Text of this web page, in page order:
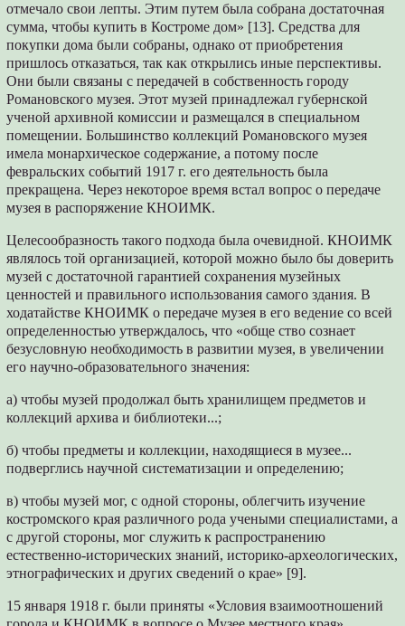
отмечало свои лепты. Этим путем была собрана достаточная
сумма, чтобы купить в Костроме дом» [13]. Средства для
покупки дома были собраны, однако от приобретения
пришлось отказаться, так как открылись иные перспективы.
Они были связаны с передачей в собственность городу
Романовского музея. Этот музей принадлежал губернской
ученой архивной комиссии и размещался в специальном
помещении. Большинство коллекций Романовского музея
имела монархическое содержание, а потому после
февральских событий 1917 г. его деятельность была
прекращена. Через некоторое время встал вопрос о передаче
музея в распоряжение КНОИМК.
Целесообразность такого подхода была очевидной. КНОИМК
являлось той организацией, которой можно было бы доверить
музей с достаточной гарантией сохранения музейных
ценностей и правильного использования самого здания. В
ходатайстве КНОИМК о передаче музея в его ведение со всей
определенностью утверждалось, что «обще ство сознает
безусловную необходимость в развитии музея, в увеличении
его научно-образовательного значения:
а) чтобы музей продолжал быть хранилищем предметов и
коллекций архива и библиотеки...;
б) чтобы предметы и коллекции, находящиеся в музее...
подверглись научной систематизации и определению;
в) чтобы музей мог, с одной стороны, облегчить изучение
костромского края различного рода учеными специалистами, а
с другой стороны, мог служить к распространению
естественно-исторических знаний, историко-археологических,
этнографических и других сведений о крае» [9].
15 января 1918 г. были приняты «Условия взаимоотношений